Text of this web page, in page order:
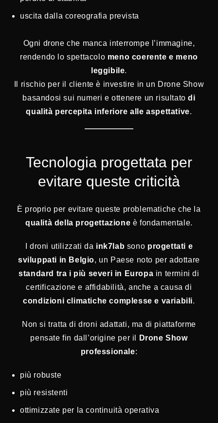
uscita dalla coreografia prevista
Ogni drone che manca interrompe l’immagine,
rendendo lo spettacolo meno coerente e meno
leggibile.
Il rischio per il cliente è investire in un Drone Show
basandosi sui numeri e ottenere un risultatodi
qualità percepita inferiore alle aspettative.
Tecnologia progettata per
evitare queste criticità
È proprio per evitare queste problematiche che la
qualità della progettazione è fondamentale.
I droni utilizzati da ink7lab sono progettati e
sviluppati in Belgio, un Paese noto per adottare
standard tra i più severi in Europa in termini di
certificazione e affidabilità, anche a causa di
condizioni climatiche complesse e variabili.
Non si tratta di droni adattati, ma di piattaforme
pensate fin dall’origine per il
Drone Show
professionale:
più robuste
più resistenti
ottimizzate per la continuità operativa